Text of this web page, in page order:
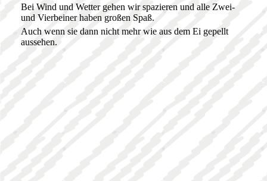
Bei Wind und Wetter gehen wir spazieren und alle Zwei-
und Vierbeiner haben großen Spaß.
Auch wenn sie dann nicht mehr wie aus dem Ei gepellt
aussehen.